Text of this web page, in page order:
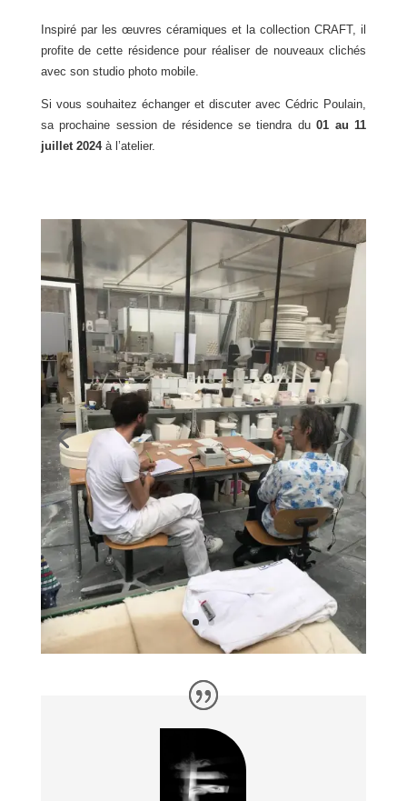
Inspiré par les œuvres céramiques et la collection CRAFT, il
profite de cette résidence pour réaliser de nouveaux clichés
avec son studio photo mobile.
Si vous souhaitez échanger et discuter avec Cédric Poulain,
sa prochaine session de résidence se tiendra du01 au 11
juillet 2024à l’atelier.